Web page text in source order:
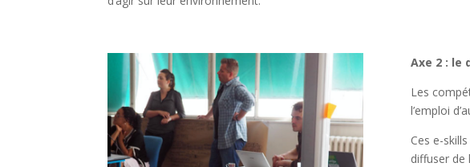
Axe 2 : le
Les
l’emploi
Ces e-
diffuser de